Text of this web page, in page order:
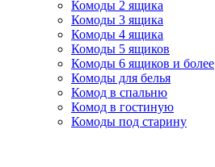
Комоды 2 ящика
Комоды 3 ящика
Комоды 4 ящика
Комоды 5 ящиков
Комоды 6 ящиков и более
Комоды для белья
Комод в спальню
Комод в гостиную
Комоды под старину